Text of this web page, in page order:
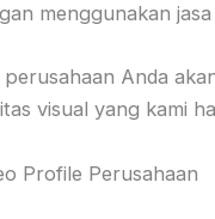
menggunakan
Anda
visual yang kami
Profile Perusahaan